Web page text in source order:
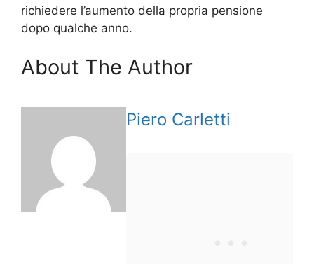
richiedere l’aumento della propria pensione
dopo qualche anno.
About The Author
Piero Carletti